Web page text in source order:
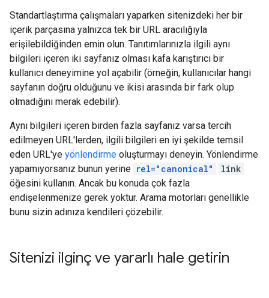
Standartlaştırma çalışmaları yaparken sitenizdeki her bir
içerik parçasına yalnızca tek bir URL aracılığıyla
erişilebildiğinden emin olun. Tanıtımlarınızla ilgili aynı
bilgileri içeren iki sayfanız olması kafa karıştırıcı bir
kullanıcı deneyimine yol açabilir (örneğin, kullanıcılar hangi
sayfanın doğru olduğunu ve ikisi arasında bir fark olup
olmadığını merak edebilir).
Aynı bilgileri içeren birden fazla sayfanız varsa tercih
edilmeyen URL'lerden, ilgili bilgileri en iyi şekilde temsil
eden URL'ye yönlendirme oluşturmayı deneyin. Yönlendirme
yapamıyorsanız bunun yerine rel="canonical"
link
öğesini kullanın. Ancak bu konuda çok fazla
endişelenmenize gerek yoktur. Arama motorları genellikle
bunu sizin adınıza kendileri çözebilir.
Sitenizi ilginç ve yararlı hale getirin